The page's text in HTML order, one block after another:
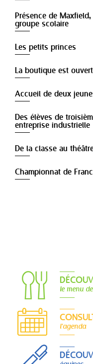
Présence de
groupe scolaire
Les petits princes
La boutique est
Accueil de deux
Des élèves de
entreprise industrielle
De la classe au
Championnat de
le menu
l'agenda